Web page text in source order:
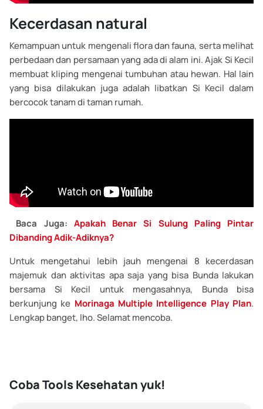
Kecerdasan natural
Kemampuan untuk mengenali flora dan fauna, serta melihat
perbedaan dan persamaan yang ada di alam ini. Ajak Si Kecil
membuat kliping mengenai tumbuhan atau hewan. Hal lain
yang bisa dilakukan juga adalah libatkan Si Kecil dalam
bercocok tanam di taman rumah.
Baca Juga: Apakah Benar Si Sulung Paling Pintar
Dibanding Adik-Adiknya?
Untuk mengetahui lebih jauh mengenai 8 kecerdasan
majemuk dan aktivitas apa saja yang bisa Bunda lakukan
bersama Si Kecil untuk mengasahnya, Bunda bisa
berkunjung ke Morinaga Multiple Intelligence Play Plan.
Lengkap banget, lho. Selamat mencoba.
Coba Tools Kesehatan yuk!